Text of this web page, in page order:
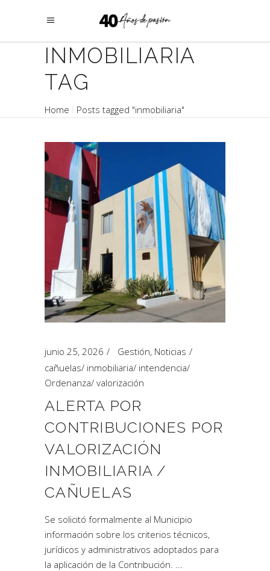
INMOBILIARIA
TAG
Home Posts tagged "inmobiliaria"
junio 25, 2026 Gestión, Noticias
cañuelas/ inmobiliaria/ intendencia/
Ordenanza/ valorización
ALERTA POR
CONTRIBUCIONES POR
VALORIZACIÓN
INMOBILIARIA /
CAÑUELAS
Se solicitó formalmente al Municipio
información sobre los criterios técnicos,
jurídicos y administrativos adoptados para
la aplicación de la Contribución.